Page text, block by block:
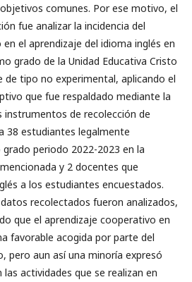
comunes. Por ese motivo, el
fue analizar la incidencia del
el aprendizaje del idioma inglés en
grado de la Unidad Educativa Cristo
de tipo no experimental, aplicando el
que fue respaldado mediante la
instrumentos de recolección de
38 estudiantes legalmente
periodo 2022-2023 en la
y 2 docentes que
a los estudiantes encuestados.
recolectados fueron analizados,
que el aprendizaje cooperativo en
favorable acogida por parte del
pero aun así una minoría expresó
actividades que se realizan en